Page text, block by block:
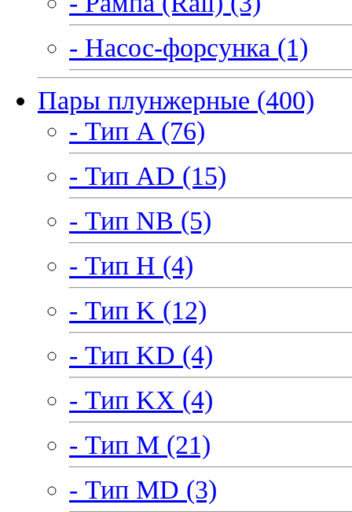
- Насос-форсунка (1)
Пары плунжерные (400)
- Тип A (76)
- Тип AD (15)
- Тип NB (5)
- Тип H (4)
- Тип K (12)
- Тип KD (4)
- Тип KX (4)
- Тип M (21)
- Тип MD (3)